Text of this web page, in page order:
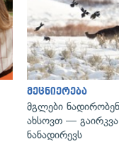
მეცნიერება
მგლები
ახსოვთ —
ნანადირევს